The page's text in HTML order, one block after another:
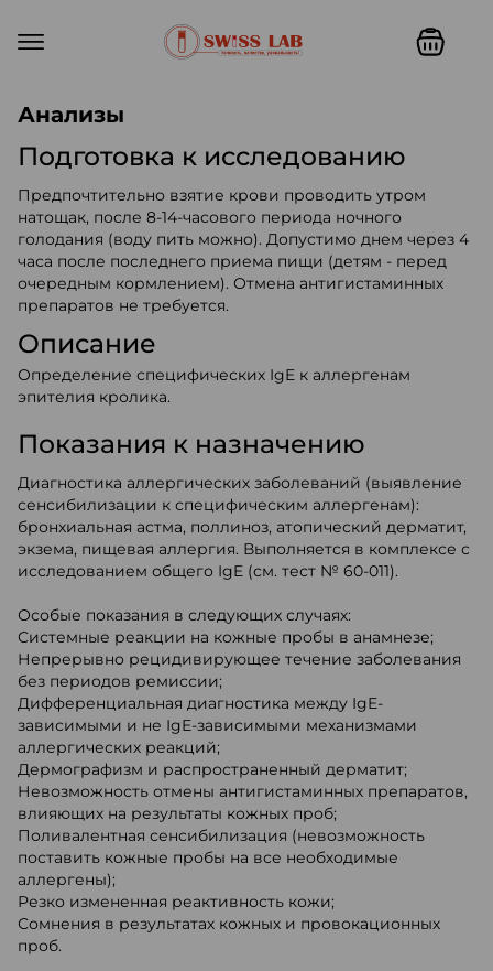
Анализы
Подготовка к исследованию
Предпочтительно взятие крови проводить утром
натощак, после 8-14-часового периода ночного
голодания (воду пить можно). Допустимо днем через 4
часа после последнего приема пищи (детям - перед
очередным кормлением). Отмена антигистаминных
препаратов не требуется.
Описание
Определение специфических IgE к аллергенам
эпителия кролика.
Показания к назначению
Диагностика аллергических заболеваний (выявление
сенсибилизации к специфическим аллергенам):
бронхиальная астма, поллиноз, атопический дерматит,
экзема, пищевая аллергия. Выполняется в комплексе с
исследованием общего IgE (см. тест № 60-011).
Особые показания в следующих случаях:
Системные реакции на кожные пробы в анамнезе;
Непрерывно рецидивирующее течение заболевания
без периодов ремиссии;
Дифференциальная диагностика между IgE-
зависимыми и не IgE-зависимыми механизмами
аллергических реакций;
Дермографизм и распространенный дерматит;
Невозможность отмены антигистаминных препаратов,
влияющих на результаты кожных проб;
Поливалентная сенсибилизация (невозможность
поставить кожные пробы на все необходимые
аллергены);
Резко измененная реактивность кожи;
Сомнения в результатах кожных и провокационных
проб.